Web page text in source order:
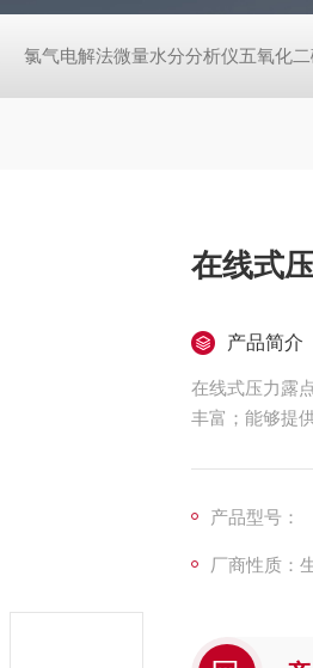
氯气电解法微量水分分析仪五氧化
在线式
产品简介
在线式压力露
丰富；能够提
更高的效率和
产品型号：
厂商性质：